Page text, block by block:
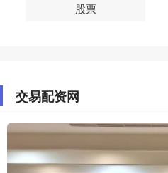
股票
交易配资网